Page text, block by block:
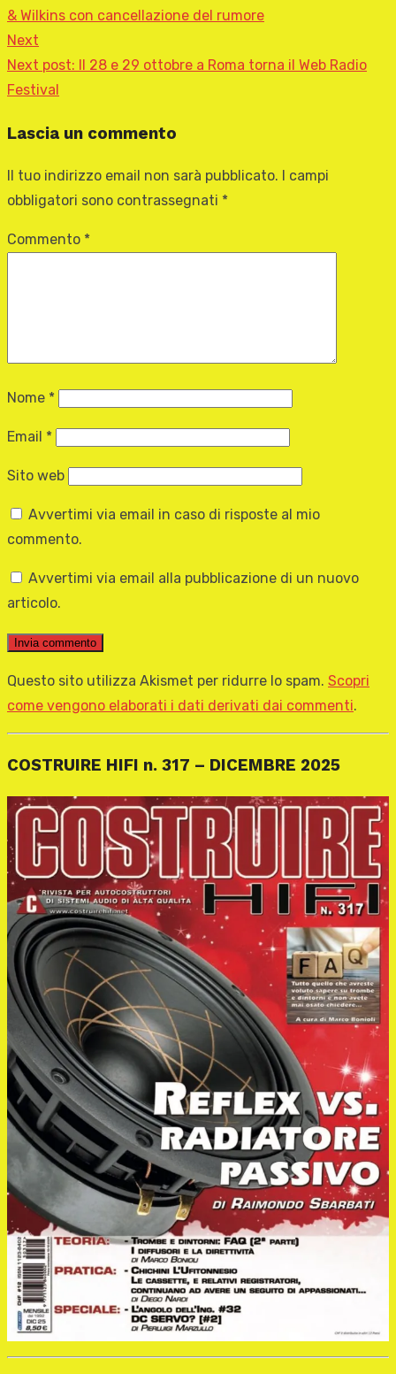
& Wilkins con cancellazione del rumore
Next
Next post: Il 28 e 29 ottobre a Roma torna il Web Radio
Festival
Lascia un commento
Il tuo indirizzo email non sarà pubblicato.
I campi
obbligatori sono contrassegnati *
Commento *
Nome *
Email *
Sito web
Avvertimi via email in caso di risposte al mio
commento.
Avvertimi via email alla pubblicazione di un nuovo
articolo.
Questo sito utilizza Akismet per ridurre lo spam. Scopri
come vengono elaborati i dati derivati dai commenti.
COSTRUIRE HIFI n. 317 – DICEMBRE 2025